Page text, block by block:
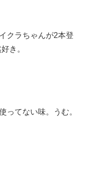
クラちゃんが2本登
き。
ってない味。うむ。